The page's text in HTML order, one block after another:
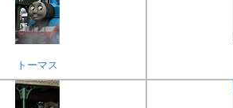
トーマス